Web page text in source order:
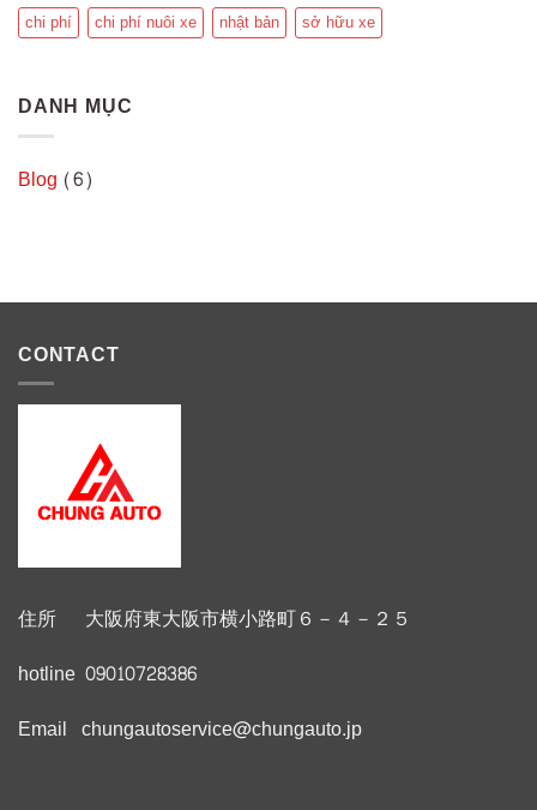
chi phí chi phí nuôi xe nhật bản sở hữu xe
DANH MỤC
Blog (6)
CONTACT
住所 大阪府東大阪市横小路町６－４－２５
hotline 09010728386
Email chungautoservice@chungauto.jp